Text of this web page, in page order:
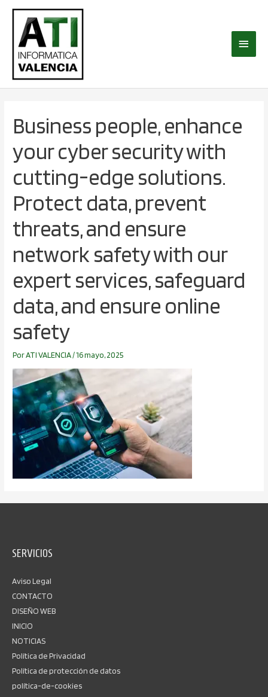
contenido
Business people, enhance
your cyber security with
cutting-edge solutions.
Protect data, prevent
threats, and ensure
network safety with our
expert services, safeguard
data, and ensure online
safety
PorATI VALENCIA/16 mayo, 2025
SERVICIOS
Aviso Legal
CONTACTO
DISEÑO WEB
INICIO
NOTICIAS
Política de Privacidad
Política de protección de datos
política-de-cookies